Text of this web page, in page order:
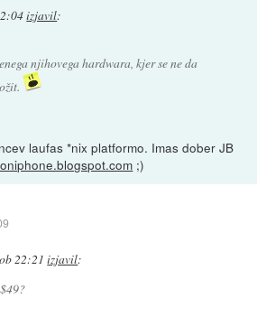
izjavil:
njihovega hardwara, kjer se ne da
laufas *nix platformo. Imas dober JB
;)
22:21 izjavil: